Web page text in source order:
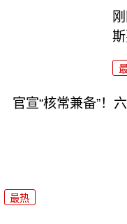
官宣“核常兼备”！
最热